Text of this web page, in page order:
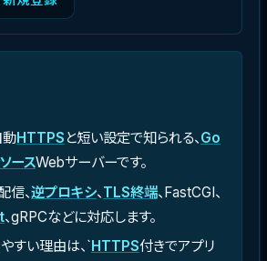
動HTTPS と短い設定で知られる、Go
ースWebサーバーです。
信、逆プロキシ、 TLS終端、FastCGI、
、gRPCなどに対応します。
すい理由は、` HTTPS付きでアプリ